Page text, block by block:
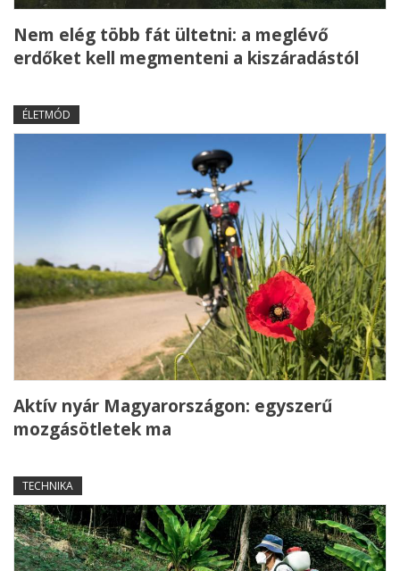
Nem elég több fát ültetni: a meglévő
erdőket kell megmenteni a kiszáradástól
ÉLETMÓD
Aktív nyár Magyarországon: egyszerű
mozgásötletek ma
TECHNIKA